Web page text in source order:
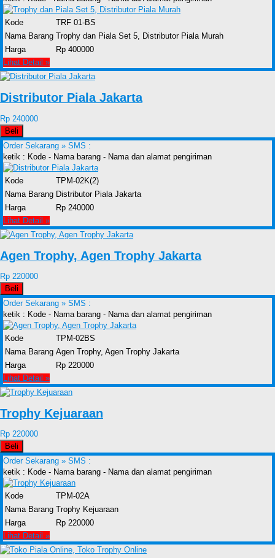
Kode
TRF 01-BS
Nama Barang Trophy dan Piala Set 5, Distributor Piala Murah
Harga
Rp 400000
Lihat Detail »
Distributor Piala Jakarta
Rp 240000
Beli
Order Sekarang » SMS :
ketik : Kode - Nama barang - Nama dan alamat pengiriman
Kode
TPM-02K(2)
Nama Barang Distributor Piala Jakarta
Harga
Rp 240000
Lihat Detail »
Agen Trophy, Agen Trophy Jakarta
Rp 220000
Beli
Order Sekarang » SMS :
ketik : Kode - Nama barang - Nama dan alamat pengiriman
Kode
TPM-02BS
Nama Barang Agen Trophy, Agen Trophy Jakarta
Harga
Rp 220000
Lihat Detail »
Trophy Kejuaraan
Rp 220000
Beli
Order Sekarang » SMS :
ketik : Kode - Nama barang - Nama dan alamat pengiriman
Kode
TPM-02A
Nama Barang Trophy Kejuaraan
Harga
Rp 220000
Lihat Detail »